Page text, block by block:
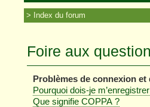
Index du forum
Foire aux
Problèmes de connexion et
Pourquoi dois-je
Que signifie COPPA ?